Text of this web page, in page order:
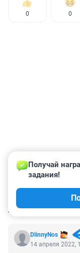
0 0
DlinnyNos
Получай
задания!
14 апреля 2022,